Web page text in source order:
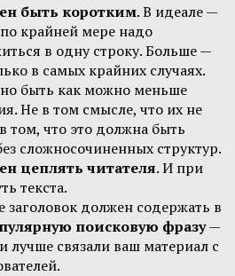
быть коротким. В идеале —
крайней мере надо
в одну строку. Больше —
в самых крайних случаях.
быть как можно меньше
Не в том смысле, что их не
том, что это должна быть
сложносочиненных структур.
цеплять читателя. И при
текста.
заголовок должен содержать в
поисковую фразу—
лучше связали ваш материал с